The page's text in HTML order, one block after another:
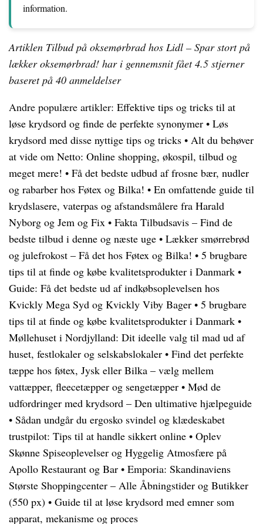
information.
Artiklen Tilbud på oksemørbrad hos Lidl – Spar stort på
lækker oksemørbrad! har i gennemsnit fået4.5 stjerner
baseret på 40 anmeldelser
Andre populære artikler: Effektive tips og tricks til at
løse krydsord og finde de perfekte synonymer • Løs
krydsord med disse nyttige tips og tricks • Alt du behøver
at vide om Netto: Online shopping, økospil, tilbud og
meget mere! • Få det bedste udbud af frosne bær, nudler
og rabarber hos Føtex og Bilka! • En omfattende guide til
krydslasere, vaterpas og afstandsmålere fra Harald
Nyborg og Jem og Fix • Fakta Tilbudsavis – Find de
bedste tilbud i denne og næste uge • Lækker smørrebrød
og julefrokost – Få det hos Føtex og Bilka! • 5 brugbare
tips til at finde og købe kvalitetsprodukter i Danmark •
Guide: Få det bedste ud af indkøbsoplevelsen hos
Kvickly Mega Syd og Kvickly Viby Bager • 5 brugbare
tips til at finde og købe kvalitetsprodukter i Danmark •
Møllehuset i Nordjylland: Dit ideelle valg til mad ud af
huset, festlokaler og selskabslokaler • Find det perfekte
tæppe hos føtex, Jysk eller Bilka – vælg mellem
vattæpper, fleecetæpper og sengetæpper • Mød de
udfordringer med krydsord – Den ultimative hjælpeguide
• Sådan undgår du ergosko svindel og klædeskabet
trustpilot: Tips til at handle sikkert online • Oplev
Skønne Spiseoplevelser og Hyggelig Atmosfære på
Apollo Restaurant og Bar • Emporia: Skandinaviens
Største Shoppingcenter – Alle Åbningstider og Butikker
(550 px) • Guide til at løse krydsord med emner som
apparat, mekanisme og proces